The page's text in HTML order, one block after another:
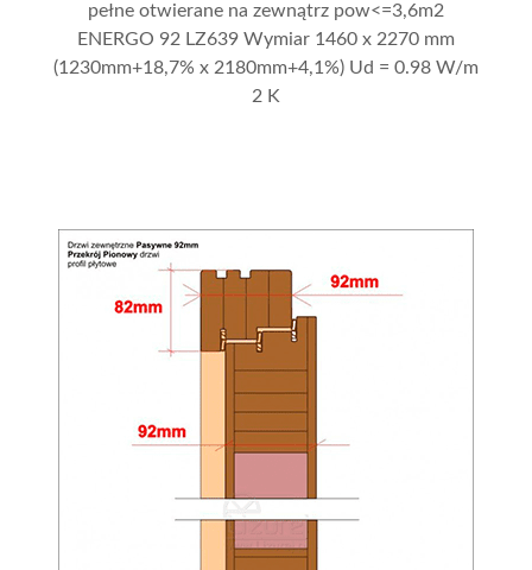
pełne otwierane na zewnątrz pow<=3,6m2
ENERGO 92 LZ639 Wymiar 1460 x 2270 mm
(1230mm+18,7% x 2180mm+4,1%) Ud = 0.98 W/m
2 K